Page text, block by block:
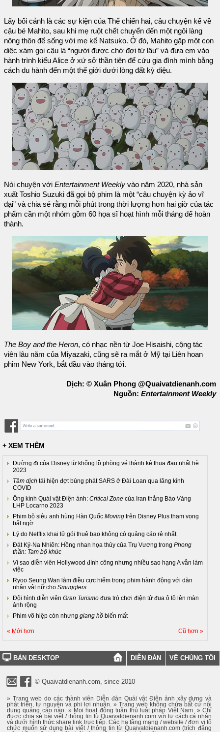
Lấy bối cảnh là các sự kiện của Thế chiến hai, câu chuyện kể về
cậu bé Mahito, sau khi mẹ ruột chết chuyển đến một ngôi làng
nông thôn để sống với mẹ kế Natsuko. Ở đó, Mahito gặp một con
diệc xám gọi cậu là “người được chờ đợi từ lâu” và đưa em vào
hành trình kiểu Alice ở xứ sở thần tiên để cứu gia đình mình bằng
cách du hành đến một thế giới dưới lòng đất kỳ diệu.
Nói chuyện với Entertainment Weekly vào năm 2020, nhà sản
xuất Toshio Suzuki đã gọi bộ phim là một “câu chuyện kỳ ảo vĩ
đại” và chia sẻ rằng mỗi phút trong thời lượng hơn hai giờ của tác
phẩm cần một nhóm gồm 60 họa sĩ hoạt hình mỗi tháng để hoàn
thành.
The Boy and the Heron, có nhạc nền từ Joe Hisaishi, cộng tác
viên lâu năm của Miyazaki, cũng sẽ ra mắt ở Mỹ tại Liên hoan
phim New York, bắt đầu vào tháng tới.
Dịch: © Xuân Phong @Quaivatdienanh.com
Nguồn: Entertainment Weekly
+ XEM THÊM
Đường đi của Disney từ khổng lồ phòng vé thành kẻ thua đau nhất hè
2023
Tâm dịch tái hiện đợt bùng phát SARS ở Đài Loan qua lăng kính
COVID
Ống kính Quái vật Điện ảnh: Critical Zone của Iran thắng Báo Vàng
LHP Locarno 2023
Phim bộ siêu anh hùng Hàn Quốc Moving trên Disney Plus tham vọng
bất ngờ
Lý do Netflix khai tử gói thuê bao không có quảng cáo rẻ nhất
Đát Kỷ-Na Nhiên: Hồng nhan họa thủy của Trụ Vương trong Phong
thần: Tam bộ khúc
Vì sao diễn viên Hollywood đình công nhưng nhiều sao hạng A vẫn làm
việc
Ryoo Seung Wan làm điều cực hiếm trong phim hành động với dàn
nhân vật nữ cho Smugglers
Đội hình diễn viên Gran Turismo đưa trò chơi điện tử đua ô tô lên màn
ảnh rộng
Phim võ hiệp còn nhưng giang hồ biến mất
« Mới hơn Cũ hơn »
BẢN DESKTOP DIỄN ĐÀN VỀ CHÚNG TÔI
© Quaivatdienanh.com, since 2010
» Trang web do các thành viên Diễn đàn Quái vật Điện ảnh xây dựng và
phát triển, tự nguyện và phi lợi nhuận. » Trang web không chứa bất cứ nội
dung quảng cáo nào. » Mọi hoạt động tuân thủ luật pháp Việt Nam. » Chỉ
được chia sẻ bài viết / thông tin từ Quaivatdienanh.com với tư cách cá nhân
và dưới hình thức share link trực tiếp. Các hạ tầng mạng / website / đơn vị tổ
chức muốn sử dụng bài viết / thông tin từ Quaivatdienanh.com (trích đăng